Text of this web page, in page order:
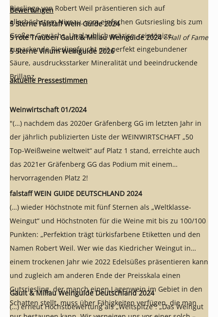
Rieslinge von Robert Weil präsentieren sich auf
allerhöchstem Niveau, vom einfachen Gutsriesling bis zum
Großen Gewächs. Unglaublich präzise, reintönige,
zupackende Rieslingfrucht mit perfekt eingebundener
Säure, ausdrucksstarker Mineralität und beeindruckende
Brillanz.
Bewertungen
5 Sterne Falstaff Wein Guide 2024
5 rote Trauben Gault & Millau Weinguide 2024-Hall of Fame
5 Sterne Vinum Weinguide 2026
aktuelle Pressestimmen
Weinwirtschaft 01/2024
"(…) nachdem das 2020er Gräfenberg GG im letzten Jahr in
der jährlich publizierten Liste der WEINWIRTSCHAFT „50
Top-Weißweine weltweit“ auf Platz 1 stand, erreichte auch
das 2021er Gräfenberg GG das Podium mit einem
hervorragenden Platz 2!
falstaff WEIN GUIDE DEUTSCHLAND 2024
(…) wieder Höchstnote mit fünf Sternen als „Weltklasse-
Weingut“ und Höchstnoten für die Weine mit bis zu 100/100
Punkten: „Perfektion trägt türkisfarbene Etiketten und den
Namen Robert Weil. Wer wie das Kiedricher Weingut in
einem trockenen Jahr wie 2022 Edelsüßes präsentieren kann
und zugleich am anderen Ende der Preisskala einen
Gutsriesling, der manch einen Lagenwein im Gebiet in den
Schatten stellt, muss über Fähigkeiten verfügen, die man
Gault & Millau Weinguide Deutschland 2024
(…) erneut Höchstbewertung als „Weltspitze“: „Das Weingut